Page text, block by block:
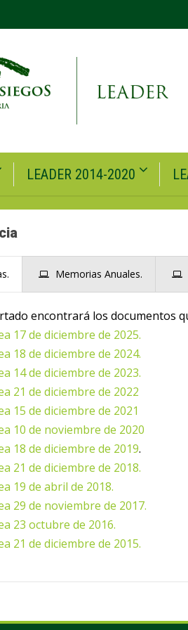
LEADER 2014-2020
Memorias Anuales.
encontrará los documentos
17 de diciembre de 2025.
18 de diciembre de 2024.
14 de diciembre de 2023.
21 de diciembre de 2022
15 de diciembre de 2021
10 de noviembre de 2020
18 de diciembre de 2019.
21 de diciembre de 2018.
19 de abril de 2018.
29 de noviembre de 2017.
23 octubre de 2016.
21 de diciembre de 2015.